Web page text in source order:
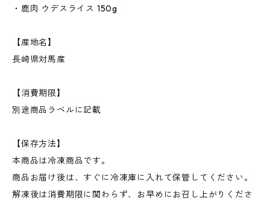
・鹿肉 ウデスライス 150g
【産地名】
長崎県対馬産
【消費期限】
別途商品ラベルに記載
【保存方法】
本商品は冷凍商品です。
商品お届け後は、すぐに冷凍庫に入れて保管してください。
解凍後は消費期限に関わらず、お早めにお召し上がりくださ